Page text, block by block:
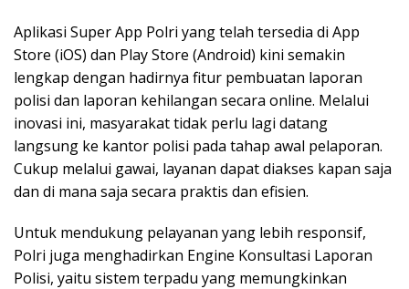
Aplikasi Super App Polri yang telah tersedia di App
Store (iOS) dan Play Store (Android) kini semakin
lengkap dengan hadirnya fitur pembuatan laporan
polisi dan laporan kehilangan secara online. Melalui
inovasi ini, masyarakat tidak perlu lagi datang
langsung ke kantor polisi pada tahap awal pelaporan.
Cukup melalui gawai, layanan dapat diakses kapan saja
dan di mana saja secara praktis dan efisien.
Untuk mendukung pelayanan yang lebih responsif,
Polri juga menghadirkan Engine Konsultasi Laporan
Polisi, yaitu sistem terpadu yang memungkinkan